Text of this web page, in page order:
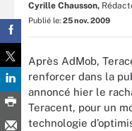
Cyrille Chausson,
Publié le: 25 nov. 2009
Après AdMob,
renforcer dans la
annoncé hier le
Teracent, pour un
technologie